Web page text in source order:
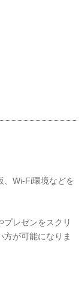
、Wi-Fi環境などを
レゼンをスクリ
が可能になりま